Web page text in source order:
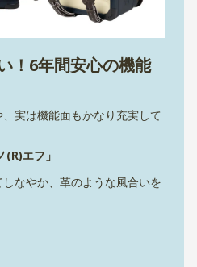
！6年間安心の機能
実は機能面もかなり充実して
エフ」
なやか、革のような風合いを